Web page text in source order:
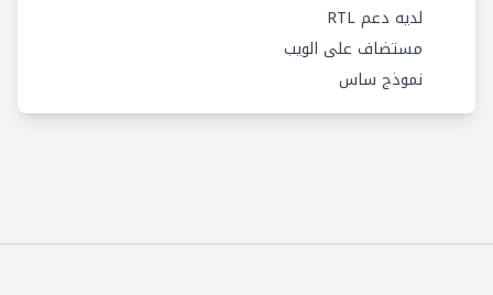
لديه دعم RTL
مستضاف على الويب
نموذج ساس